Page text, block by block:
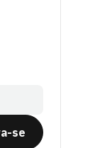
se